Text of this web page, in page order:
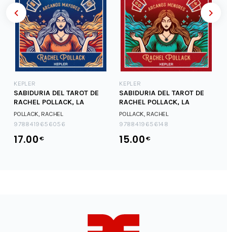
KEPLER
SABIDURIA DEL TAROT DE
RACHEL POLLACK, LA
POLLACK, RACHEL
9788419656056
17.00€
KEPLER
SABIDURIA DEL TAROT DE
RACHEL POLLACK, LA
POLLACK, RACHEL
9788419656148
15.00€